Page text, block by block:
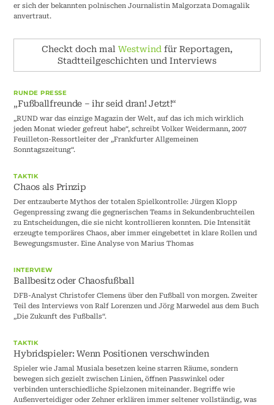
er sich der bekannten polnischen Journalistin Malgorzata Domagalik
anvertraut.
Checkt doch mal Westwind für Reportagen,
Stadtteilgeschichten und Interviews
RUNDE PRESSE
„Fußballfreunde – ihr seid dran! Jetzt!“
„RUND war das einzige Magazin der Welt, auf das ich mich wirklich
jeden Monat wieder gefreut habe“, schreibt Volker Weidermann, 2007
Feuilleton-Ressortleiter der „Frankfurter Allgemeinen
Sonntagszeitung“.
TAKTIK
Chaos als Prinzip
Der entzauberte Mythos der totalen Spielkontrolle: Jürgen Klopp
Gegenpressing zwang die gegnerischen Teams in Sekundenbruchteilen
zu Entscheidungen, die sie nicht kontrollieren konnten. Die Intensität
erzeugte temporäres Chaos, aber immer eingebettet in klare Rollen und
Bewegungsmuster. Eine Analyse von Marius Thomas
INTERVIEW
Ballbesitz oder Chaosfußball
DFB-Analyst Christofer Clemens über den Fußball von morgen. Zweiter
Teil des Interviews von Ralf Lorenzen und Jörg Marwedel aus dem Buch
„Die Zukunft des Fußballs“.
TAKTIK
Hybridspieler: Wenn Positionen verschwinden
Spieler wie Jamal Musiala besetzen keine starren Räume, sondern
bewegen sich gezielt zwischen Linien, öffnen Passwinkel oder
verbinden unterschiedliche Spielzonen miteinander. Begriffe wie
Außenverteidiger oder Zehner erklären immer seltener vollständig, was